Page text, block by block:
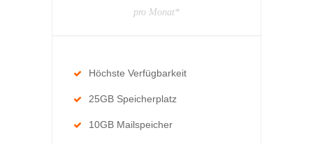
pro Monat*
Höchste Verfügbarkeit
25GB Speicherplatz
10GB Mailspeicher